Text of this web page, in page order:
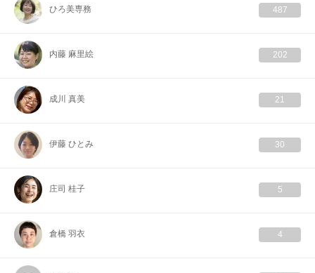
ひろ美専務 487
内藤 麻里絵 202
成川 真美 21
伊藤 ひとみ 30
庄司 桂子 5
倉橋 羽衣 4